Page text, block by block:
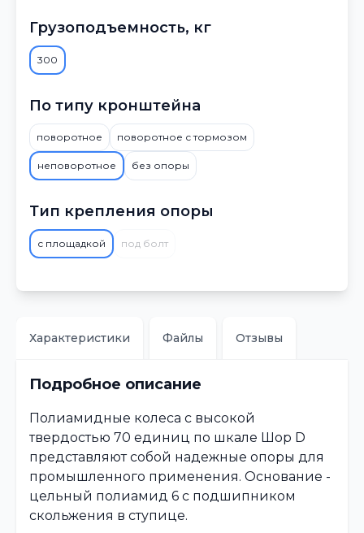
Грузоподъемность, кг
300
По типу кронштейна
поворотное поворотное с тормозом
неповоротное без опоры
Тип крепления опоры
с площадкой под болт
Характеристики Файлы Отзывы
Подробное описание
Полиамидные колеса с высокой
твердостью 70 единиц по шкале Шор D
представляют собой надежные опоры для
промышленного применения. Основание -
цельный полиамид 6 с подшипником
скольжения в ступице.